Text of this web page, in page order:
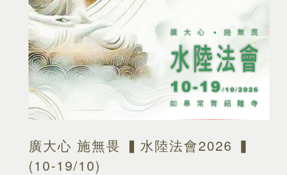
廣大心 施無畏 ▍水陸法會2026 ▍
(10-19/10)